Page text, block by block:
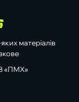
матеріалів
«ПМХ»